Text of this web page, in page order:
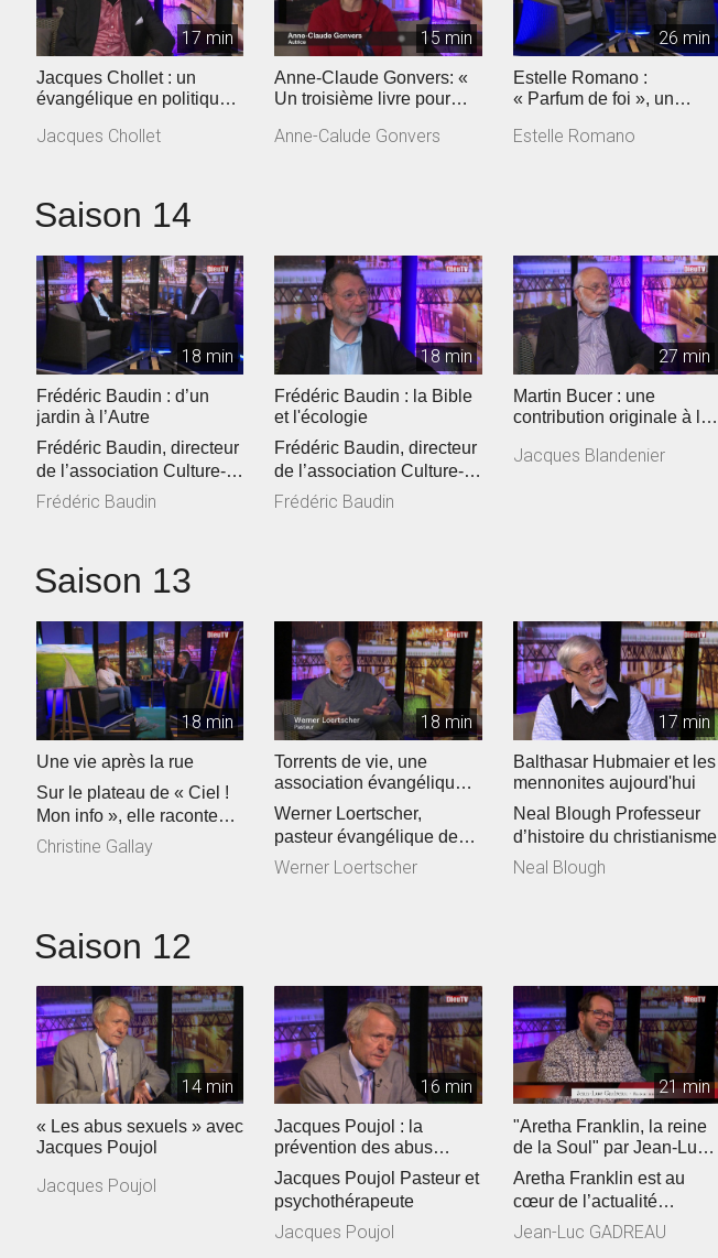
17 min
Jacques Chollet : un
évangélique en politique
Jacques Chollet
15 min
Anne-Claude Gonvers: «
Un troisième livre pour
»
Anne-Calude Gonvers
26 min
Estelle Romano :
« Parfum de foi », un
Jeunesse en mission
Estelle Romano
Saison 14
18 min
Frédéric Baudin : d’un
jardin à l’Autre
Frédéric Baudin, directeur
de l’association Culture-
Environnement-Médias
Frédéric Baudin
18 min
Frédéric Baudin : la Bible
et l'écologie
Frédéric Baudin, directeur
de l’association Culture-
Environnement-Médias
Frédéric Baudin
27 min
Martin Bucer : une
contribution originale à la
Jacques Blandenier
Saison 13
18 min
Une vie après la rue
Sur le plateau de « Ciel !
Mon info », elle raconte
son parcours de vie… ...
Christine Gallay
18 min
Torrents de vie, une
association évangélique
sur la sellette ?
Werner Loertscher,
pasteur évangélique de
L’association Torrents de
Werner Loertscher
17 min
Balthasar Hubmaier et les
mennonites aujourd'hui
Neal Blough Professeur
d’histoire du christianisme
Neal Blough
Saison 12
14 min
« Les abus sexuels » avec
Jacques Poujol
Jacques Poujol
16 min
Jacques Poujol : la
prévention des abus
sexuels dans les Eglises
Jacques Poujol Pasteur et
psychothérapeute
Jacques Poujol
21 min
"Aretha Franklin, la reine
de la Soul" par Jean-Luc
Gadreau
Aretha Franklin est au
cœur de l’actualité
culturelle. Jean-Luc
Jean-Luc GADREAU